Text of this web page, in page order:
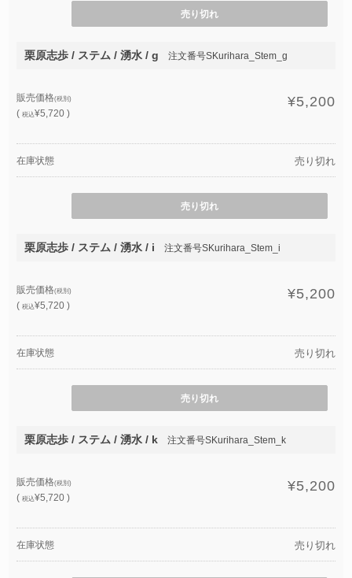
売り切れ
栗原志歩 / ステム / 湧水 / g 注文番号SKurihara_Stem_g
販売価格(税別)
(税込¥5,720 )
¥5,200
在庫状態 売り切れ
売り切れ
栗原志歩 / ステム / 湧水 / i 注文番号SKurihara_Stem_i
販売価格(税別)
(税込¥5,720 )
¥5,200
在庫状態 売り切れ
売り切れ
栗原志歩 / ステム / 湧水 / k 注文番号SKurihara_Stem_k
販売価格(税別)
(税込¥5,720 )
¥5,200
在庫状態 売り切れ